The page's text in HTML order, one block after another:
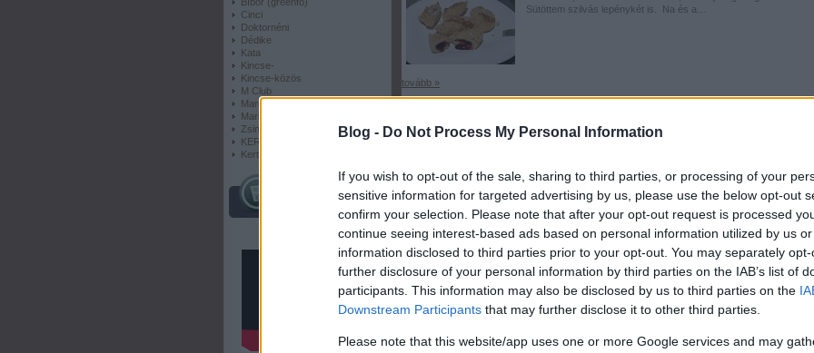
Blog - Do Not Process My Personal Information
If you wish to opt-out of the sale, sharing to third parties, or processing of your
sensitive information for targeted advertising by us, please use the below opt-out
confirm your selection. Please note that after your opt-out request is processed
continue seeing interest-based ads based on personal information utilized by us
information disclosed to third parties prior to your opt-out. You may separately
further disclosure of your personal information by third parties on the IAB’s list of
participants. This information may also be disclosed by us to third parties on the
Downstream Participants that may further disclose it to other third parties.
Please note that this website/app uses one or more Google services and may
Cinci
Doktornéni
Dédike
Kata
Kincse-
Kincse-közös
M Club
Margit2 honlapja
Marisom
Zsina blogja
KERT VÁR
Kertészkedj
őket hallgatom:
Sütöttem szilvás lepénykét is. Na és a…
tovább »
Angyalszem, szilva-lekvár, képviselőfánk, pizza, lecsó tiramisu,
sajtospogi, chilisbab...
2025.08.09. 11:56 |margit2| Szólj hozzá!
Az elmúlt időszakban is volt sütés főzés: angyalszem,
szilvalekvár, képviselőfánk, pizza, lecsó, tiramisu sajtos pogácsa,